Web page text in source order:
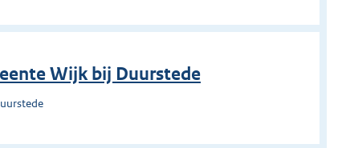
Wijk bij Duurstede